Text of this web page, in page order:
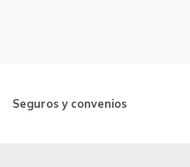
Seguros y convenios